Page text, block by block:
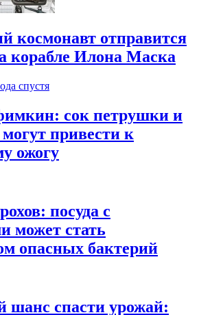
космонавт отправится
корабле Илона Маска
спустя
сок петрушки и
могут привести к
ожогу
посуда с
может стать
опасных бактерий
шанс спасти урожай: